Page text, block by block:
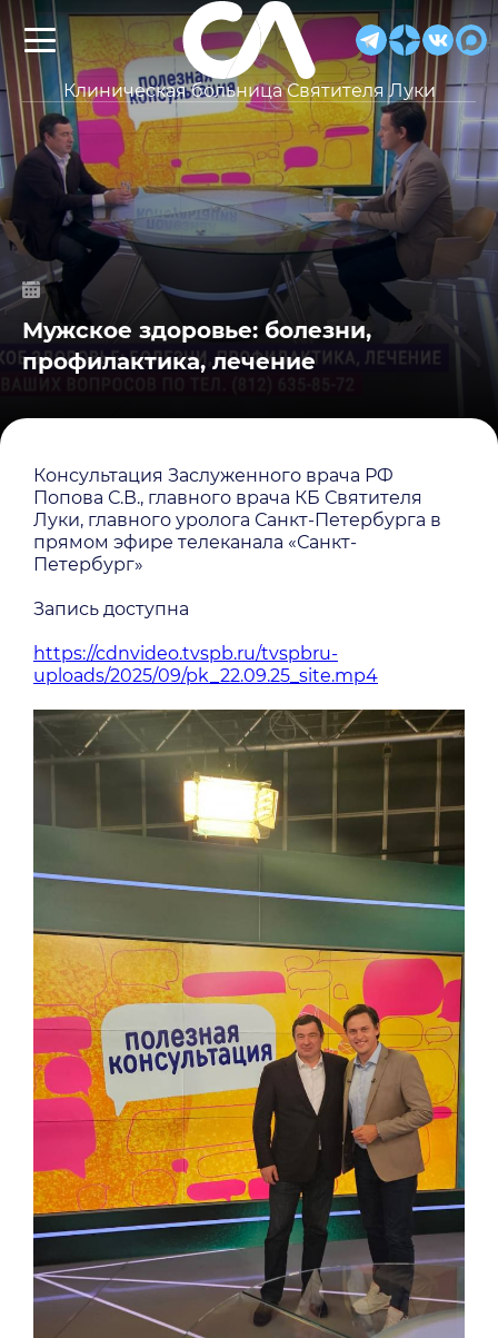
Клиническая больница Святителя Луки
Мужское здоровье: болезни,
профилактика, лечение
Консультация Заслуженного врача РФ
Попова С.В., главного врача КБ Святителя
Луки, главного уролога Санкт-Петербурга в
прямом эфире телеканала «Санкт-
Петербург»
Запись доступна
https://cdnvideo.tvspb.ru/tvspbru-
uploads/2025/09/pk_22.09.25_site.mp4